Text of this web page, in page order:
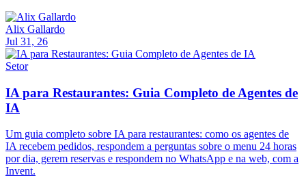
Alix Gallardo
Jul 31, 26
Setor
IA para Restaurantes: Guia Completo de Agentes de
IA
Um guia completo sobre IA para restaurantes: como os agentes de
IA recebem pedidos, respondem a perguntas sobre o menu 24 horas
por dia, gerem reservas e respondem no WhatsApp e na web, com a
Invent.